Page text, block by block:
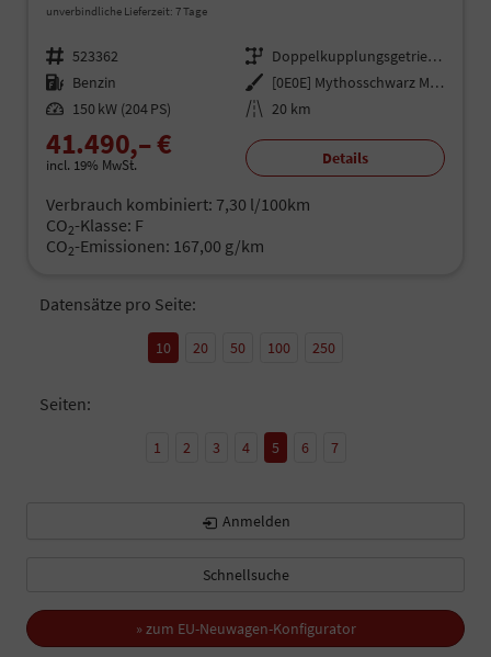
unverbindliche Lieferzeit: 7 Tage
Fahrzeugnr. 523362 Getriebe
Doppelkupplungsgetriebe (DSG)
Kraftstoff Benzin Außenfarbe
[0E0E] Mythosschwarz Metallic
Leistung 150 kW (204 PS) Kilometerstand 20 km
41.490,– €
incl. 19% MwSt. Details
Verbrauch kombiniert: 7,30 l/100km
CO2-Klasse: F
CO2-Emissionen: 167,00 g/km
Datensätze pro Seite:
10 20 50 100 250
Seiten:
1 2 3 4 5 6 7
Anmelden
Schnellsuche
» zum EU-Neuwagen-Konfigurator